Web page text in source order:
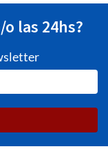
las 24hs?